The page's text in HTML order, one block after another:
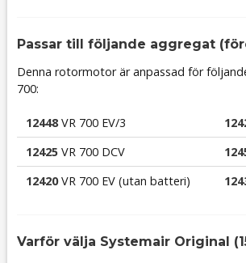
Passar till följande aggregat
Denna rotormotor är anpassad för
700:
12448VR 700 EV/3
12425VR 700 DCV
12420VR 700 EV (utan batteri)
Varför välja Systemair Original